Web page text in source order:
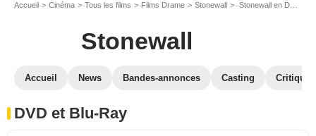
Accueil Cinéma Tous les films Films Drame Stonewall Stonewall en DVD Blu Ray
Stonewall
Accueil News Bandes-annonces Casting
DVD et Blu-Ray